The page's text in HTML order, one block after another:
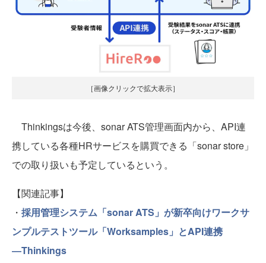
［画像クリックで拡大表示］
Thinkingsは今後、sonar ATS管理画面内から、API連
携している各種HRサービスを購買できる「sonar store」
での取り扱いも予定しているという。
【関連記事】
・ 採用管理システム「sonar ATS」が新卒向けワークサ
ンプルテストツール「Worksamples」とAPI連携
―Thinkings